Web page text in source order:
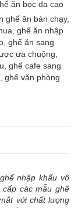
ăn bọc da cao
ghế ăn bán chạy,
ghế ăn nhập
ghế ăn sang
ưa chuộng,
ghế cafe sang
ghế văn phòng
nhập khẩu vô
các mẫu ghế
với chất lượng